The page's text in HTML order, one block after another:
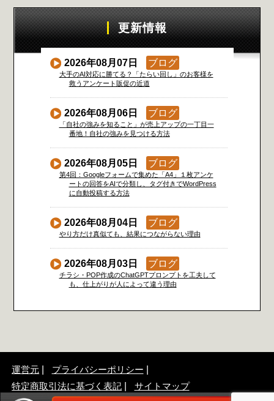
更新情報
2026年08月07日 ブログ
大手のAI対応に勝てる？「たらい回し」のお客様を
救うアンケート販促の近道
2026年08月06日 ブログ
「自社の強みを知ること」が売上アップの一丁目一
番地！自社の強みを見つける方法
2026年08月05日 ブログ
第4回：Googleフォームで集めた「A4」１枚アンケ
ートの回答をAIで分類し、タグ付きでWordPress
に自動投稿する方法
2026年08月04日 ブログ
やり方だけ真似ても、結果につながらない理由
2026年08月03日 ブログ
チラシ・POP作成のChatGPTプロンプトを工夫して
も、仕上がりが人によって違う理由
運営元
プライバシーポリシー
特定商取引法に基づく表記
サイトマップ